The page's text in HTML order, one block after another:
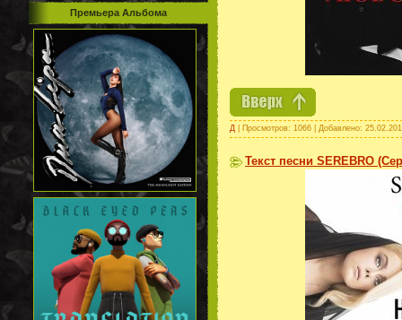
Премьера Альбома
Д | Просмотров: 1066 | Добавлено:
Текст песни SEREBRO